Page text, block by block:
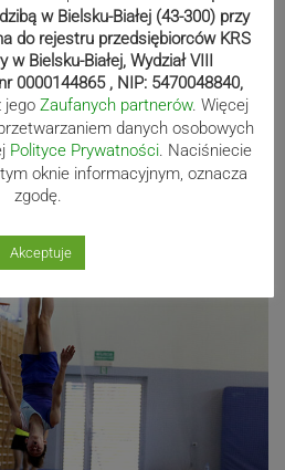
w Bielsku-Białej (43-300) przy
do rejestru przedsiębiorców KRS
w Bielsku-Białej, Wydział VIII
0000144865 , NIP: 5470048840,
jego Zaufanych partnerów. Więcej
danych osobowych
Polityce Prywatności. Naciśniecie
oknie informacyjnym, oznacza
zgodę.
Akceptuje